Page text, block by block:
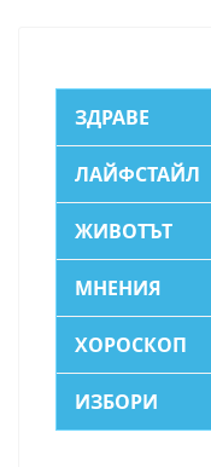
ЗДРАВЕ
ЛАЙФСТАЙЛ
ЖИВОТЪТ
МНЕНИЯ
ХОРОСКОП
ИЗБОРИ